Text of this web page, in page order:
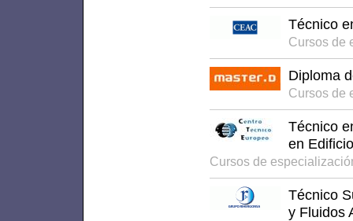
Técnico
Cursos de
Diploma
Cursos de
Técnico
en
Cursos de
Técnico
y Fluidos